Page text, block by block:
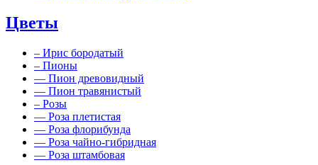
Цветы
– Ирис бородатый
– Пионы
–– Пион древовидный
–– Пион травянистый
– Розы
–– Роза плетистая
–– Роза флорибунда
–– Роза чайно-гибридная
–– Роза штамбовая